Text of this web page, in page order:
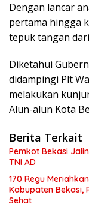
Dengan lancar
pertama hingga
tepuk tangan
Diketahui
didampingi Plt
melakukan
Alun-alun Kota
Berita Terkait
Pemkot Bekasi
TNI AD
170 Regu
Kabupaten Bekasi,
Sehat